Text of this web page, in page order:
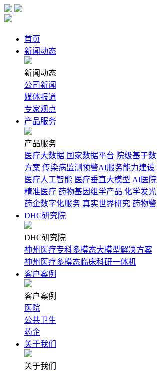
首页
新闻动态
新闻动态
公司新闻
媒体报道
专家观点
产品服务
产品服务
医疗大数据 国家数据平台 院级基于
方案 传染病监测预警AI服务能力建设
医疗人工智能 医疗垂直大模型 AI医院
精准医疗 药物基因组学产品 化学发
药企数字化服务 真实世界研究 药物
DHC研究院
DHC研究院
神州医疗专科多模态大模型解决方案
神州医疗多模态临床科研一体机
客户案例
客户案例
医院
公共卫生
药企
关于我们
关于我们